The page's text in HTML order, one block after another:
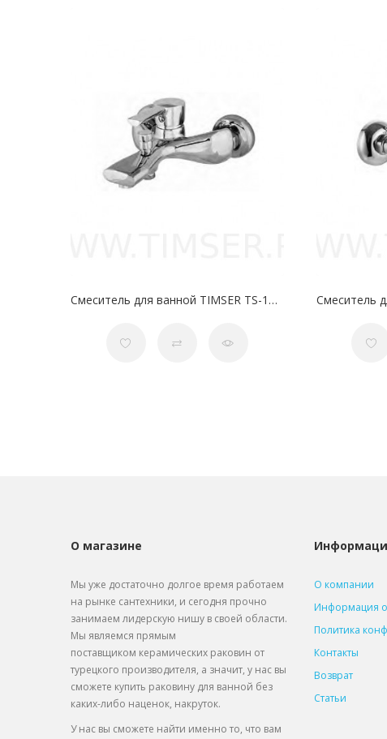
Смеситель для ванной TIMSER TS-15-11 35 мм
О магазине
Мы уже достаточно долгое время работаем
на рынке сантехники, и сегодня прочно
занимаем лидерскую нишу в своей области.
Мы являемся прямым
поставщиком керамических раковин от
турецкого производителя, а значит, у нас вы
сможете купить раковину для ванной без
каких-либо наценок, накруток.
У нас вы сможете найти именно то, что вам
О компании
Информация о
Политика
Контакты
Возврат
Статьи